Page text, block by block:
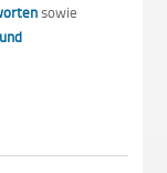
sowie